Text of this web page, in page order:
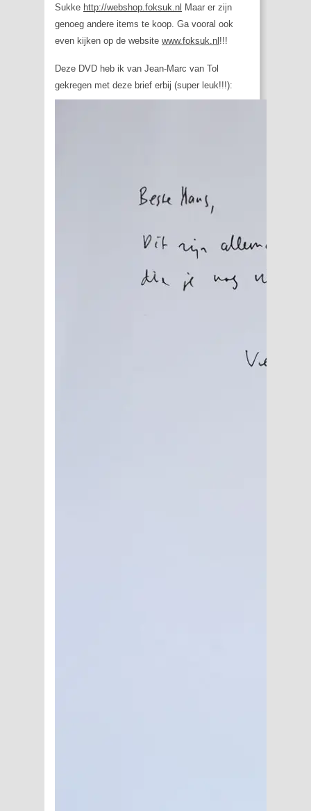
Sukke http://webshop.foksuk.nl Maar er zijn
genoeg andere items te koop. Ga vooral ook
even kijken op de website www.foksuk.nl !!!
Deze DVD heb ik van Jean-Marc van Tol
gekregen met deze brief erbij (super leuk!!!):